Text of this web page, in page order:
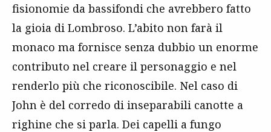
fisionomie da bassifondi che avrebbero fatto
la gioia di Lombroso. L’abito non farà il
monaco ma fornisce senza dubbio un enorme
contributo nel creare il personaggio e nel
renderlo più che riconoscibile. Nel caso di
John è del corredo di inseparabili canotte a
righine che si parla. Dei capelli a fungo